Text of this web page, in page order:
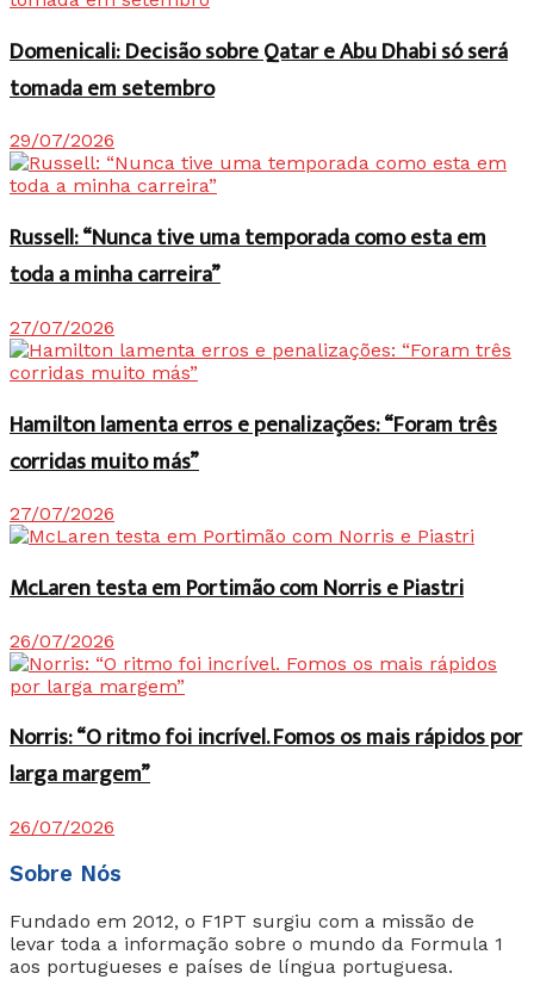
Domenicali: Decisão sobre Qatar e Abu Dhabi só será
tomada em setembro
29/07/2026
Russell: “Nunca tive uma temporada como esta em
toda a minha carreira”
27/07/2026
Hamilton lamenta erros e penalizações: “Foram três
corridas muito más”
27/07/2026
McLaren testa em Portimão com Norris e Piastri
26/07/2026
Norris: “O ritmo foi incrível. Fomos os mais rápidos por
larga margem”
26/07/2026
Sobre Nós
Fundado em 2012, o F1PT surgiu com a missão de
levar toda a informação sobre o mundo da Formula 1
aos portugueses e países de língua portuguesa.